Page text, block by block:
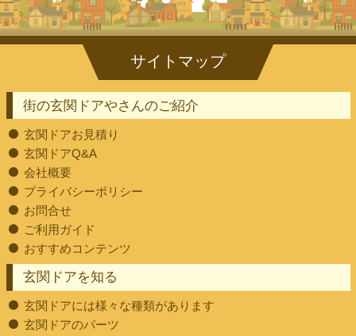
街の玄関ドアやさんのご紹介
玄関ドアお見積り
玄関ドアQ&A
会社概要
プライバシーポリシー
お問合せ
ご利用ガイド
おすすめコンテンツ
玄関ドアを知る
玄関ドアには様々な種類があります
玄関ドアのパーツ